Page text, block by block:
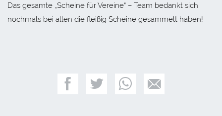
Das gesamte „Scheine für Vereine“ – Team bedankt sich
nochmals bei allen die fleißig Scheine gesammelt haben!